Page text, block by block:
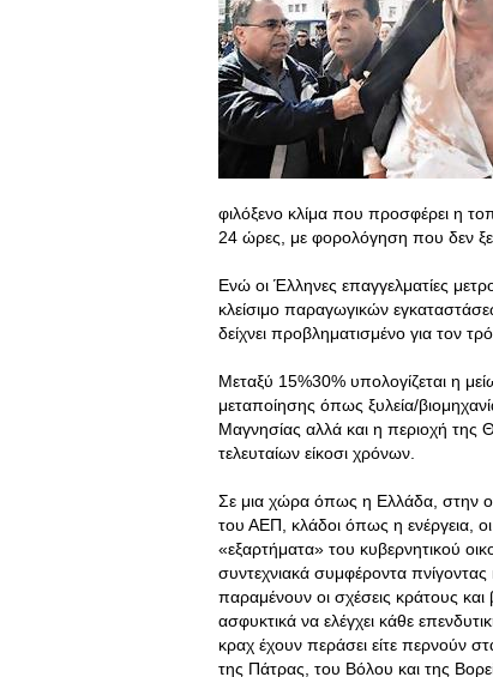
φιλόξενο κλίμα που προσφέρει η
24 ώρες, με φορολόγηση που δεν
Ενώ οι Έλληνες επαγγελματίες
κλείσιμο παραγωγικών
δείχνει προβληματισμένο για τον
Μεταξύ 15%30% υπολογίζεται η
μεταποίησης όπως ξυλεία/
Μαγνησίας αλλά και η περιοχή
τελευταίων είκοσι χρόνων.
Σε μια χώρα όπως η Ελλάδα, στην
του ΑΕΠ, κλάδοι όπως η ενέργεια,
«εξαρτήματα» του κυβερνητικού
συντεχνιακά συμφέροντα
παραμένουν οι σχέσεις κράτους
ασφυκτικά να ελέγχει κάθε
κραχ έχουν περάσει είτε περνούν
της Πάτρας, του Βόλου και της